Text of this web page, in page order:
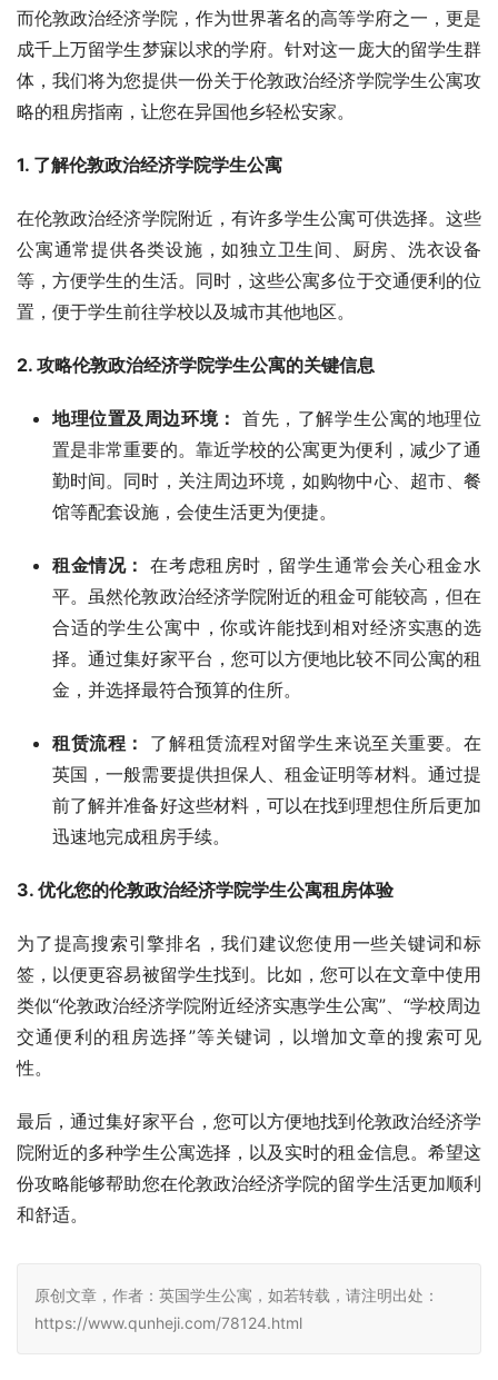
而伦敦政治经济学院，作为世界著名的高等学府之一，更是
成千上万留学生梦寐以求的学府。针对这一庞大的留学生群
体，我们将为您提供一份关于伦敦政治经济学院学生公寓攻
略的租房指南，让您在异国他乡轻松安家。
1. 了解伦敦政治经济学院学生公寓
在伦敦政治经济学院附近，有许多学生公寓可供选择。这些
公寓通常提供各类设施，如独立卫生间、厨房、洗衣设备
等，方便学生的生活。同时，这些公寓多位于交通便利的位
置，便于学生前往学校以及城市其他地区。
2. 攻略伦敦政治经济学院学生公寓的关键信息
地理位置及周边环境： 首先，了解学生公寓的地理位
置是非常重要的。靠近学校的公寓更为便利，减少了通
勤时间。同时，关注周边环境，如购物中心、超市、餐
馆等配套设施，会使生活更为便捷。
租金情况： 在考虑租房时，留学生通常会关心租金水
平。虽然伦敦政治经济学院附近的租金可能较高，但在
合适的学生公寓中，你或许能找到相对经济实惠的选
择。通过集好家平台，您可以方便地比较不同公寓的租
金，并选择最符合预算的住所。
租赁流程：
了解租赁流程对留学生来说至关重要。在
英国，一般需要提供担保人、租金证明等材料。通过提
前了解并准备好这些材料，可以在找到理想住所后更加
迅速地完成租房手续。
3. 优化您的伦敦政治经济学院学生公寓租房体验
为了提高搜索引擎排名，我们建议您使用一些关键词和标
签，以便更容易被留学生找到。比如，您可以在文章中使用
类似“伦敦政治经济学院附近经济实惠学生公寓”、“学校周边
交通便利的租房选择”等关键词，以增加文章的搜索可见
性。
最后，通过集好家平台，您可以方便地找到伦敦政治经济学
院附近的多种学生公寓选择，以及实时的租金信息。希望这
份攻略能够帮助您在伦敦政治经济学院的留学生活更加顺利
和舒适。
原创文章，作者：英国学生公寓，如若转载，请注明出处：
https://www.qunheji.com/78124.html